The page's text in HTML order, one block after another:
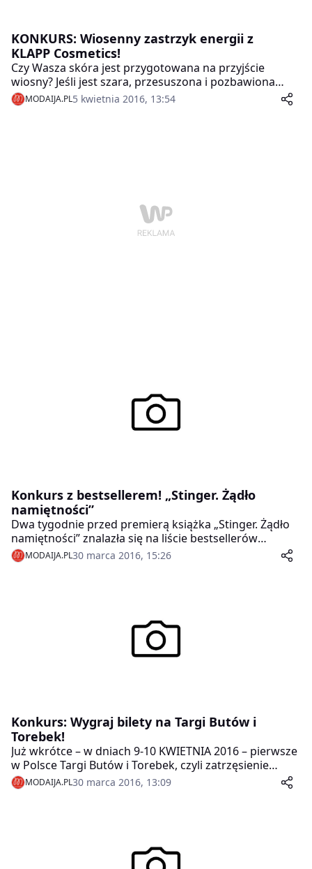
KONKURS: Wiosenny zastrzyk energii z
KLAPP Cosmetics!
Czy Wasza skóra jest przygotowana na przyjście
wiosny? Jeśli jest szara, przesuszona i pozbawiona
blasku to znak, że czas na intensywną kurację przy
zastosowaniu profesjonalnych preparatów! Mamy dla
MODAIJA.PL5 kwietnia 2016, 13:54
Konkurs z bestsellerem! „Stinger. Żądło
namiętności”
Dwa tygodnie przed premierą książka „Stinger. Żądło
namiętności” znalazła się na liście bestsellerów
Empiku. Dziś my mamy dla Was dwa egzemplarze tej
książki do wygrania w naszym nowym konkursie!
MODAIJA.PL30 marca 2016, 15:26
Konkurs: Wygraj bilety na Targi Butów i
Torebek!
Już wkrótce – w dniach 9-10 KWIETNIA 2016 – pierwsze
w Polsce Targi Butów i Torebek, czyli zatrzęsienie
producentów i sprzedawców butów oraz torebek w
jednym miejscu. Mamy specjalnie dla Was darmowe
MODAIJA.PL30 marca 2016, 13:09